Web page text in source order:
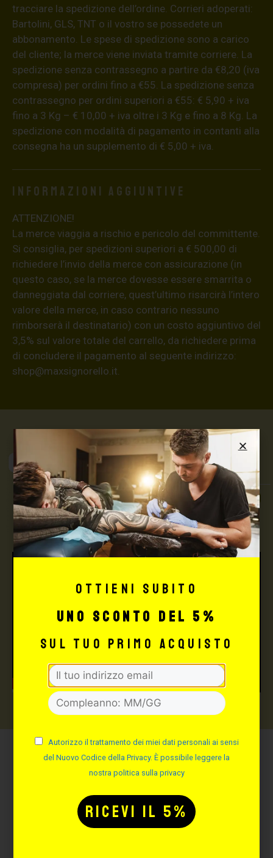
tracciare la spedizione dell’ordine. Corrieri adoperati:
Bartolini, GLS, TNT o il vostro se possedete un
abbonamento. Le spese di spedizione sono a carico
del cliente; la merce viene inviata tramite corriere. La
spedizione senza contrassegno a partire da €8,20 (iva
compresa) per ordini fino a €55. La spedizione senza
contrassegno per ordini superiori a €55: € 5,90 + iva
fino a 3 Kg – € 10,00 + iva oltre i 3 Kg e fino a 8 Kg. La
spedizione con modalità di pagamento in contanti alla
consegna ha un supplemento di € 5,00 + iva.
Informazioni aggiuntive
ATTENZIONE!
La merce viaggia a rischio e pericolo del committente.
Si consiglia, per spedizioni superiori a € 500,00 di
richiedere l’invio della merce con assicurazione (in
questo caso, se la merce dovesse essere smarrita o
danneggiata dal corriere, quest’ultimo risarcirà l’intero
valore della merce, in caso contrario nessuno
rimborserà il destinatario) con un costo aggiuntivo del
3,5% sul valore totale del carrello, da richiedere prima
di concludere il pagamento al seguente indirizzo:
shop@maxsignorello.it
Max Signorello
Tattoo Supply
TUTTO PER IL TUO
TATTOO STUDIO
Potrebbe interessarti
Ottieni subito
uno sconto del 5%
sul tuo primo acquisto
Autorizzo il trattamento dei miei dati personali ai sensi
del Nuovo Codice della Privacy. È possibile leggere la
nostra politica sulla privacy